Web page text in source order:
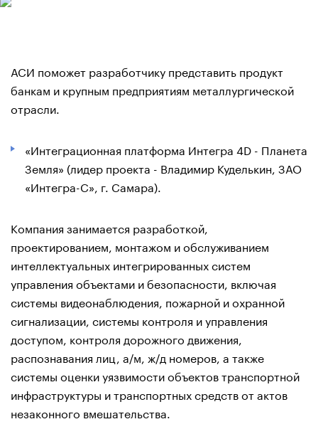
АСИ поможет разработчику представить продукт
банкам и крупным предприятиям металлургической
отрасли.
«Интеграционная платформа Интегра 4D - Планета
Земля» (лидер проекта - Владимир Куделькин, ЗАО
«Интегра-С», г. Самара).
Компания занимается разработкой,
проектированием, монтажом и обслуживанием
интеллектуальных интегрированных систем
управления объектами и безопасности, включая
системы видеонаблюдения, пожарной и охранной
сигнализации, системы контроля и управления
доступом, контроля дорожного движения,
распознавания лиц, а/м, ж/д номеров, а также
системы оценки уязвимости объектов транспортной
инфраструктуры и транспортных средств от актов
незаконного вмешательства.